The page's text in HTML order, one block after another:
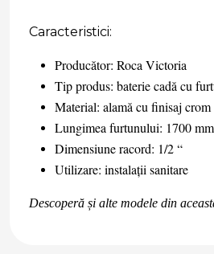
Caracteristici:
Producător: Roca Victoria
Tip produs: baterie cadă cu
Material: alamă cu finisaj crom
Lungimea furtunului: 1700 mm
Dimensiune racord: 1/2 “
Utilizare: instalații sanitare
Descoperă și alte modele din